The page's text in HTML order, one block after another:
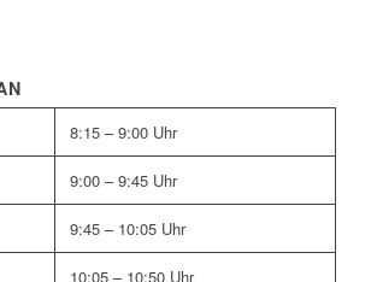
8:15 – 9:00 Uhr
9:00 – 9:45 Uhr
9:45 – 10:05 Uhr
10:05 – 10:50 Uhr